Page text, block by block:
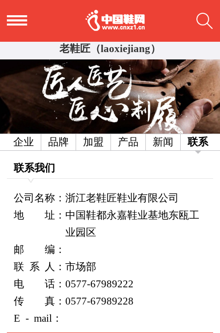
老鞋匠（laoxiejiang）
企业 品牌 加盟 产品 新闻 联系
联系我们
公司名称：浙江老鞋匠鞋业有限公司
地
址： 中国鞋都永嘉鞋业基地东瓯工
业园区
邮
编：
联 系 人：市场部
电
话： 0577-67989222
传
真： 0577-67989228
E - mail：